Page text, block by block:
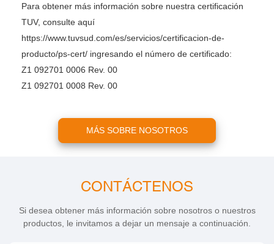
Para obtener más información sobre nuestra certificación
TUV, consulte aquí
https://www.tuvsud.com/es/servicios/certificacion-de-
producto/ps-cert/ ingresando el número de certificado:
Z1 092701 0006 Rev. 00
Z1 092701 0008 Rev. 00
MÁS SOBRE NOSOTROS
CONTÁCTENOS
Si desea obtener más información sobre nosotros o nuestros
productos, le invitamos a dejar un mensaje a continuación.